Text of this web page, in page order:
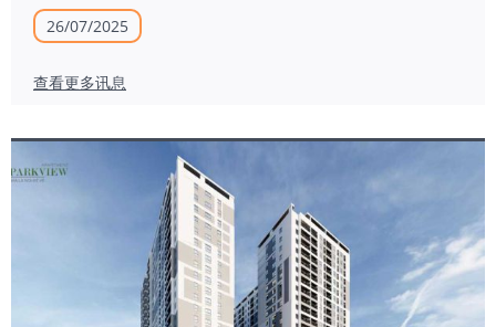
26/07/2025
查看更多讯息